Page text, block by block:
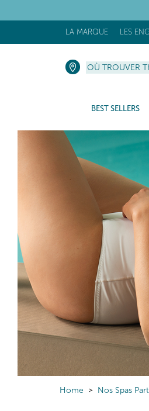
LA MARQUE LES
OÙ TROUVER
BEST SELLERS
Home Nos Spas